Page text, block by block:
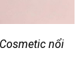
nổi